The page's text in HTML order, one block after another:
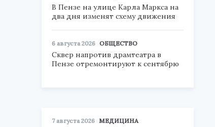
В Пензе на улице Карла Маркса на
два дня изменят схему движения
6 августа 2026 ОБЩЕСТВО
Сквер напротив драмтеатра в
Пензе отремонтируют к сентябрю
7 августа 2026 МЕДИЦИНА